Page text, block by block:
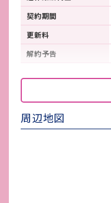
契約期間
更新料
解約予告
看板製作費
看板使用料・
維持管理費
鍵交換費
周辺地図